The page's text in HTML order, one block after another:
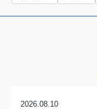
2026.08.10